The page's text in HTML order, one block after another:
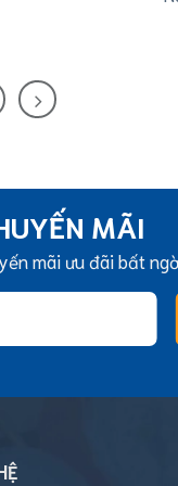
MÃI
mãi ưu đãi bất ngờ